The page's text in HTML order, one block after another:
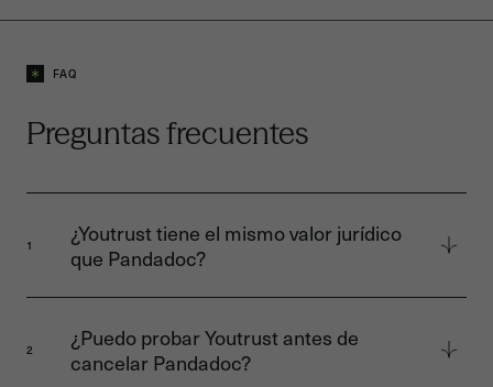
FAQ
Preguntas frecuentes
1
¿Youtrust tiene el mismo valor jurídico
que Pandadoc?
Ambas soluciones ofrecen firmas electrónicas
conformes con eIDAS. La diferencia clave
radica en las certificaciones: Youtrust está
certificada por la ANSSI (autoridad francesa
2
¿Puedo probar Youtrust antes de
cancelar Pandadoc?